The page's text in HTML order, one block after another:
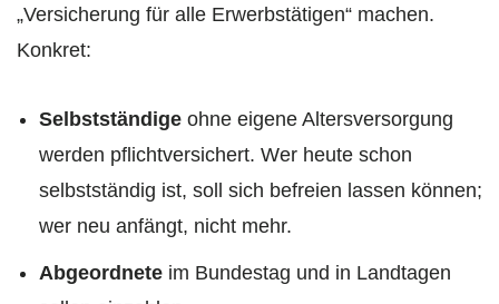
„Versicherung für alle Erwerbstätigen“ machen.
Konkret:
Selbstständige ohne eigene Altersversorgung
werden pflichtversichert. Wer heute schon
selbstständig ist, soll sich befreien lassen können;
wer neu anfängt, nicht mehr.
Abgeordnete im Bundestag und in Landtagen